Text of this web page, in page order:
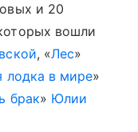
и 20
вошли
, «Лес»
лодка в мире»
брак» Юлии